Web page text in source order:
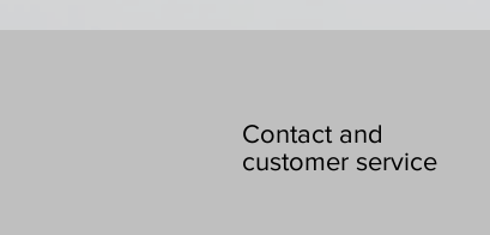
Contact and
customer service